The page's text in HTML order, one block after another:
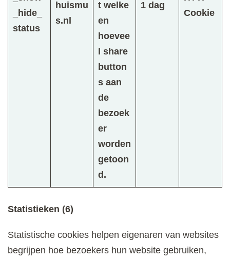
_hide_
status
huismu
s.nl
t welke
en
hoevee
l share
button
s aan
de
bezoek
er
worden
getoon
d.
1 dag
Cookie
Statistieken (6)
Statistische cookies helpen eigenaren van websites
begrijpen hoe bezoekers hun website gebruiken,